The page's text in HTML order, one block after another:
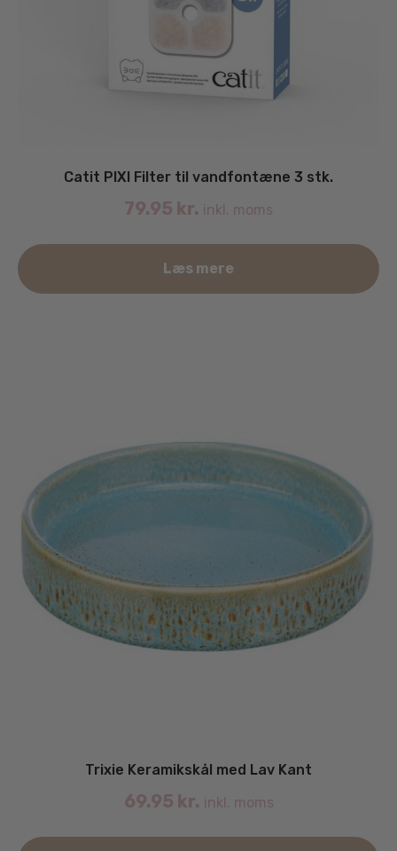
Catit PIXI Filter til vandfontæne 3 stk.
79.95 kr. inkl. moms
Læs mere
Trixie Keramikskål med Lav Kant
69.95 kr. inkl. moms